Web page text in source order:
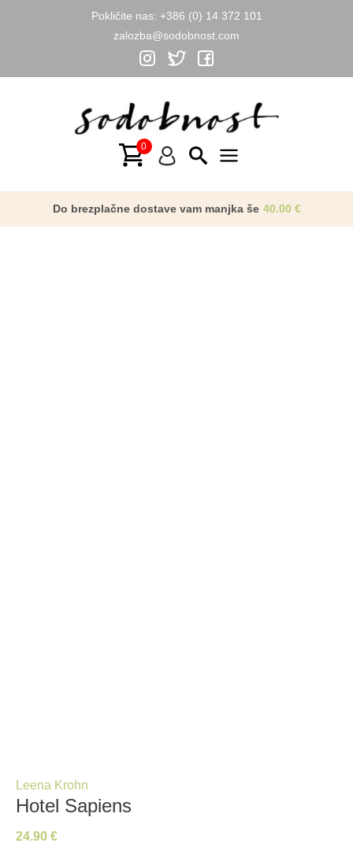
Pokličite nas: +386 (0) 14 372 101
zalozba@sodobnost.com
Menu
Do brezplačne dostave vam manjka še 40.00 €
Leena Krohn
Hotel Sapiens
24.90 €